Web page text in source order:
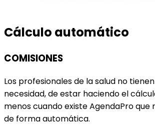
Cálculo automático
COMISIONES
Los profesionales de la salud no
necesidad, de estar haciendo el
menos cuando existe AgendaPro que
de forma automática.